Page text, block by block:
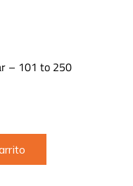
– 101 to 250